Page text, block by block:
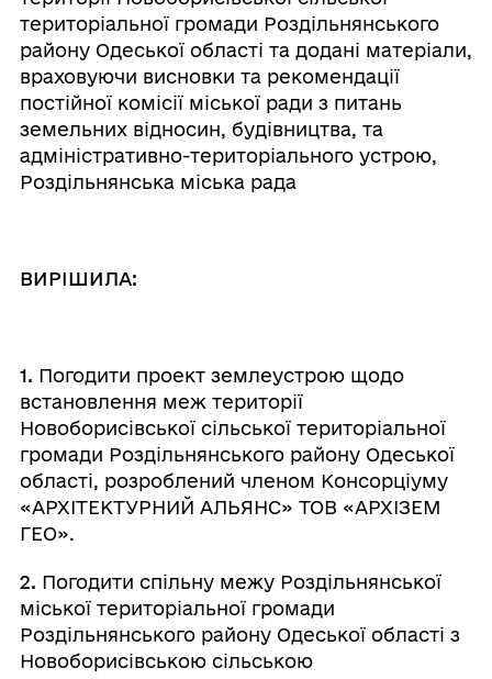
територіальної громади Роздільнянського
району Одеської області та додані матеріали,
враховуючи висновки та рекомендації
постійної комісії міської ради з питань
земельних відносин, будівництва, та
адміністративно-територіального устрою,
Роздільнянська міська рада
ВИРІШИЛА:
1. Погодити проект землеустрою щодо
встановлення меж території
Новоборисівської сільської територіальної
громади Роздільнянського району Одеської
області, розроблений членом Консорціуму
«АРХІТЕКТУРНИЙ АЛЬЯНС» ТОВ «АРХІЗЕМ
ГЕО».
2. Погодити спільну межу Роздільнянської
міської територіальної громади
Роздільнянського району Одеської області з
Новоборисівською сільською